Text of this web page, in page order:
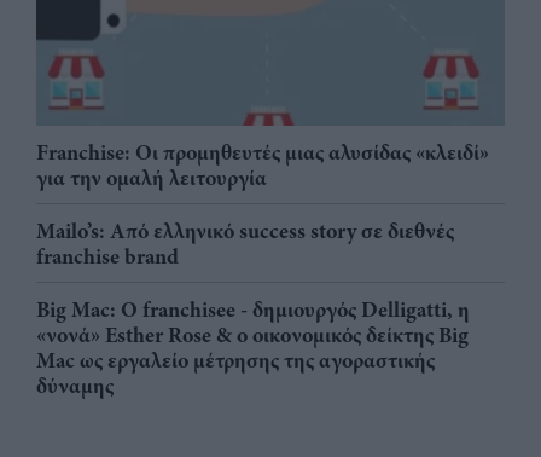
Franchise: Οι προμηθευτές μιας αλυσίδας «κλειδί»
για την ομαλή λειτουργία
Mailo’s: Από ελληνικό success story σε διεθνές
franchise brand
Big Mac: Ο franchisee - δημιουργός Delligatti, η
«νονά» Esther Rose & ο οικονομικός δείκτης Big
Mac ως εργαλείο μέτρησης της αγοραστικής
δύναμης